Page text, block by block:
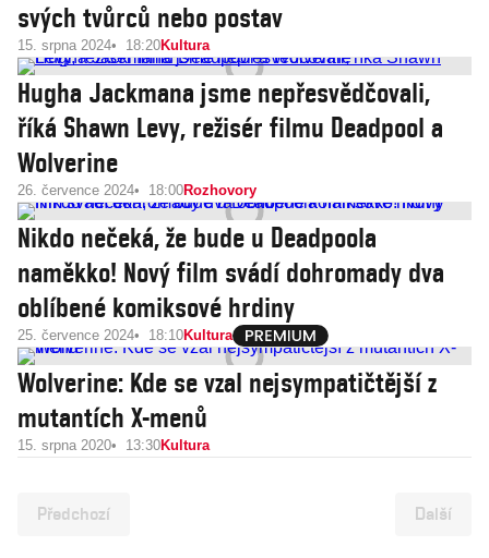
svých tvůrců nebo postav
15. srpna 2024 18:20Kultura
Hugha Jackmana jsme nepřesvědčovali,
říká Shawn Levy, režisér filmu Deadpool a
Wolverine
26. července 2024 18:00Rozhovory
Nikdo nečeká, že bude u Deadpoola
naměkko! Nový film svádí dohromady dva
oblíbené komiksové hrdiny
25. července 2024 18:10Kultura
Wolverine: Kde se vzal nejsympatičtější z
mutantích X-menů
15. srpna 2020 13:30Kultura
Předchozí Další